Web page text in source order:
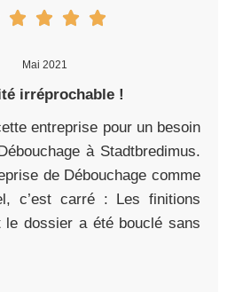
Mai 2021
irréprochable !
entreprise pour un besoin
à Stadtbredimus.
de Débouchage comme
c’est carré : Les finitions
le dossier a été bouclé sans